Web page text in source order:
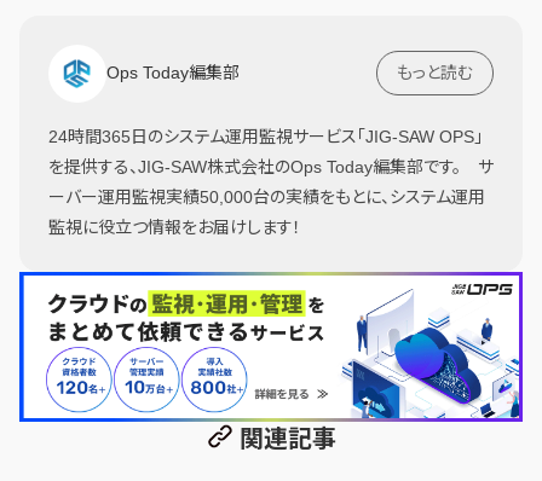
Ops Today編集部 もっと読む
24時間365日のシステム運用監視サービス「JIG-SAW OPS」
を提供する、JIG-SAW株式会社のOps Today編集部です。 サ
ーバー運用監視実績50,000台の実績をもとに、システム運用
監視に役立つ情報をお届けします！
関連記事